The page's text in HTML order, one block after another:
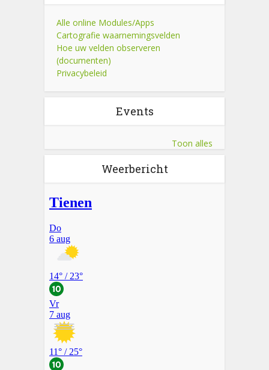
Alle online Modules/Apps
Cartografie waarnemingsvelden
Hoe uw velden observeren
(documenten)
Privacybeleid
Events
Toon alles
Weerbericht